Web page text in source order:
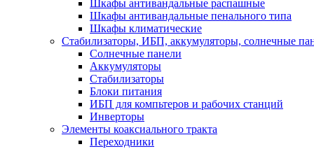
Шкафы антивандальные распашные
Шкафы антивандальные пенального типа
Шкафы климатические
Стабилизаторы, ИБП, аккумуляторы, солнечные
Солнечные панели
Аккумуляторы
Стабилизаторы
Блоки питания
ИБП для компьтеров и рабочих станций
Инверторы
Элементы коаксиального тракта
Переходники